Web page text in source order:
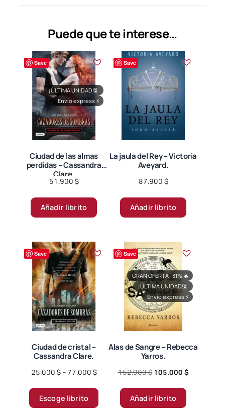
Puede que te interese…
Save
Ciudad de las almas
perdidas – Cassandra
Clare.
51.900 $
¡ÚLTIMA UNIDAD!⏳
Envío express ⚡
Añadir librito
Save
La jaula del Rey – Victoria
Aveyard.
87.900 $
Añadir librito
Save
Ciudad de cristal –
Cassandra Clare.
25.000 $– 77.000 $Price
25.000 $
through
Escoge librito
producto
Save
Alas de Sangre – Rebecca
Yarros.
152.900$ Original
152.900 $.
105.000 $Current
GRAN OFERTA -31% 🔥
¡ÚLTIMA UNIDAD!⏳
Envío express ⚡
Añadir librito